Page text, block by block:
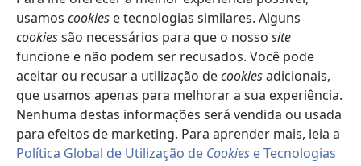
usamos cookies e tecnologias similares. Alguns
cookiessão necessários para que o nosso site
funcione e não podem ser recusados. Você pode
aceitar ou recusar a utilização decookiesadicionais,
que usamos apenas para melhorar a sua experiência.
Nenhuma destas informações será vendida ou usada
para efeitos de marketing. Para aprender mais, leia a
Política Global de Utilização de Cookies e Tecnologias
achar que tem um problema de saúde.
O uso destesiteestá sujeito aos seustermos de utilização.
Definições de aspeto